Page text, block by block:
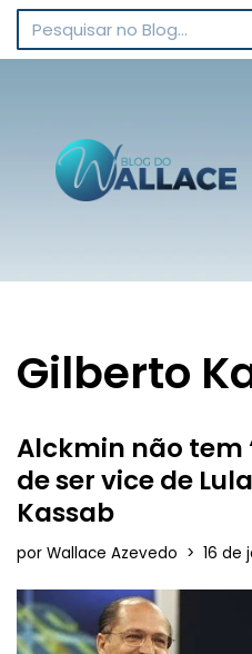
Pular
conteúdo
Gilberto
Alckmin não tem
de ser vice de
Kassab
por Wallace Azevedo 16 de